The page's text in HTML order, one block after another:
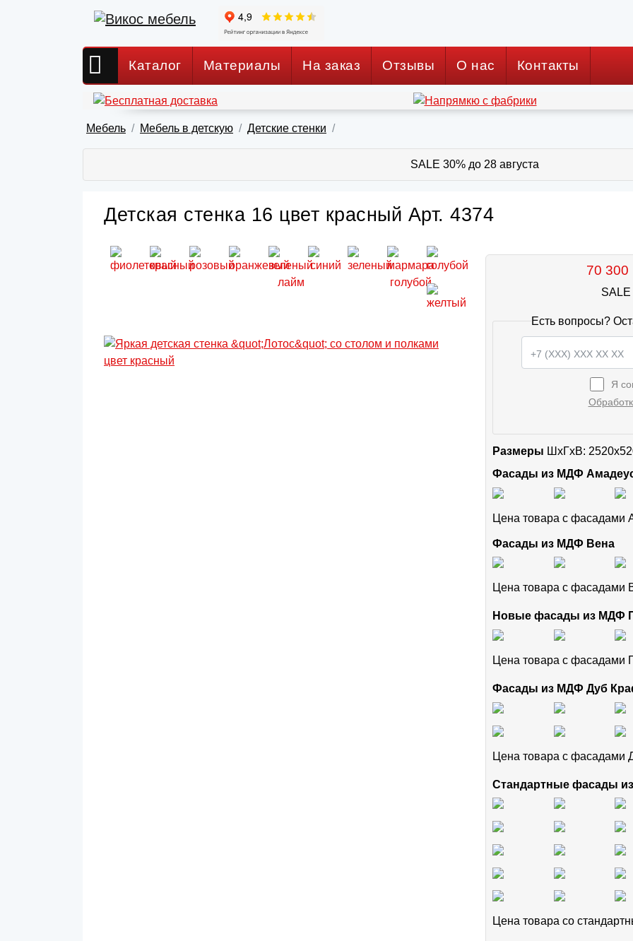
Каталог Материалы На заказ Отзывы О нас Контакты
Мебель Мебель в детскую Детские стенки
SALE 30% до 28 августа
Детская стенка 16 цвет красный Арт. 4374
70 300
SALE
Есть вопросы?
Я
Размеры ШxГхВ:
Фасады из МДФ
Цена товара с фасадами
Фасады из МДФ Вена
Цена товара с фасадами
Новые фасады из МДФ
Цена товара с
Фасады из МДФ Дуб
Цена товара с фасадами
Стандартные фасады
Цена товара cо